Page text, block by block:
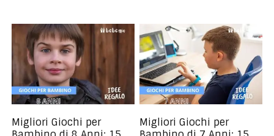
Migliori Giochi per
Migliori Giochi per